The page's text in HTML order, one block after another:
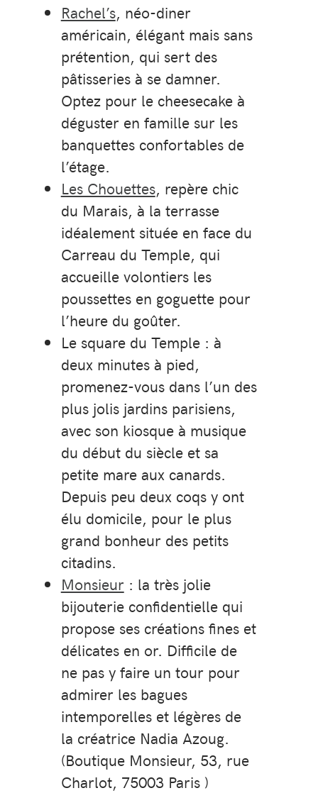
Rachel’s, néo-diner
américain, élégant mais sans
prétention, qui sert des
pâtisseries à se damner.
Optez pour le cheesecake à
déguster en famille sur les
banquettes confortables de
l’étage.
Les Chouettes, repère chic
du Marais, à la terrasse
idéalement située en face du
Carreau du Temple, qui
accueille volontiers les
poussettes en goguette pour
l’heure du goûter.
Le square du Temple : à
deux minutes à pied,
promenez-vous dans l’un des
plus jolis jardins parisiens,
avec son kiosque à musique
du début du siècle et sa
petite mare aux canards.
Depuis peu deux coqs y ont
élu domicile, pour le plus
grand bonheur des petits
citadins.
Monsieur: la très jolie
bijouterie confidentielle qui
propose ses créations fines et
délicates en or. Difficile de
ne pas y faire un tour pour
admirer les bagues
intemporelles et légères de
la créatrice Nadia Azoug.
(Boutique Monsieur, 53, rue
Charlot, 75003 Paris )